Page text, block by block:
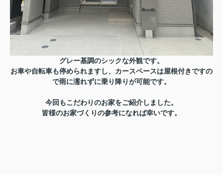
グレー基調のシックな外観です。
お車や自転車も停められますし、カースペースは屋根付きですの
で雨に濡れずに乗り降りが可能です。
今回もこだわりのお家をご紹介しました。
皆様のお家づくりの参考になれば幸いです。